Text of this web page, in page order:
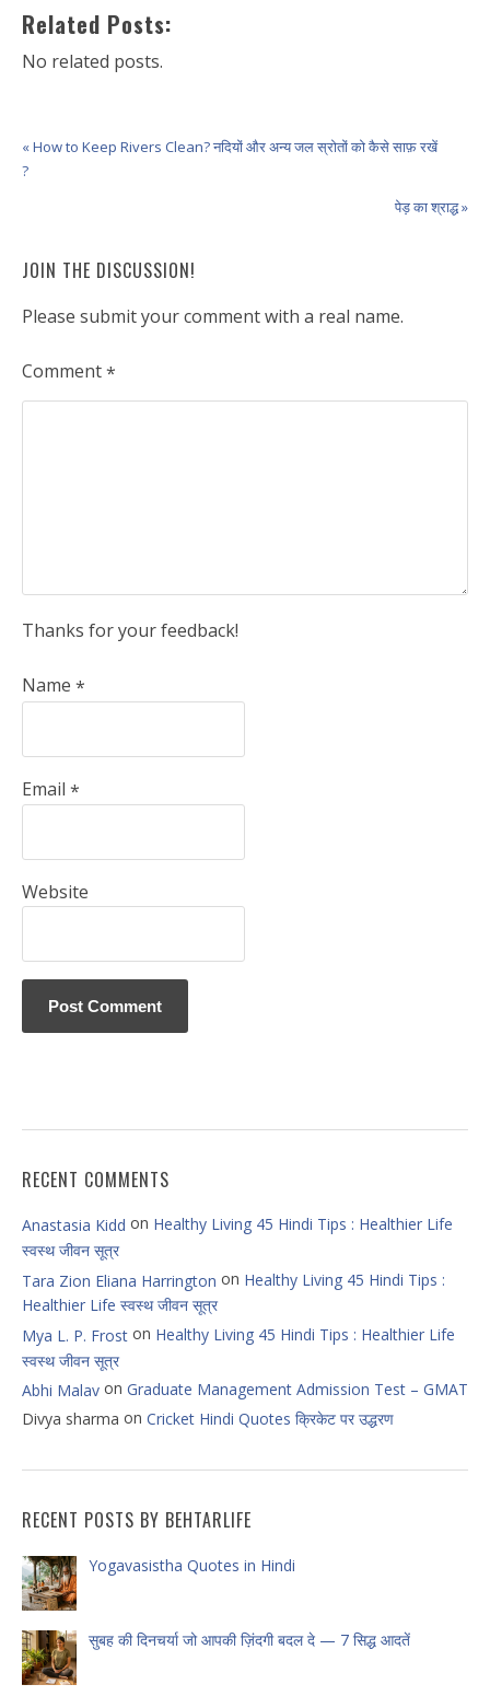
Related Posts:
No related posts.
« How to Keep Rivers Clean? नदियों और अन्य जल स्रोतों को कैसे साफ़ रखें
?
पेड़ का श्राद्ध »
JOIN THE DISCUSSION!
Please submit your comment with a real name.
Comment*
Thanks for your feedback!
Name *
Email *
Website
RECENT COMMENTS
Anastasia Kidd on Healthy Living 45 Hindi Tips : Healthier Life
स्वस्थ जीवन सूत्र
Tara Zion Eliana Harrington on Healthy Living 45 Hindi Tips :
Healthier Life स्वस्थ जीवन सूत्र
Mya L. P. Frost on Healthy Living 45 Hindi Tips : Healthier Life
स्वस्थ जीवन सूत्र
Abhi Malav on Graduate Management Admission Test – GMAT
Divya sharma on Cricket Hindi Quotes क्रिकेट पर उद्धरण
RECENT POSTS BY BEHTARLIFE
Yogavasistha Quotes in Hindi
सुबह की दिनचर्या जो आपकी ज़िंदगी बदल दे — 7 सिद्ध आदतें